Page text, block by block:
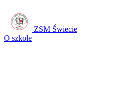
ZSM Świecie
O szkole